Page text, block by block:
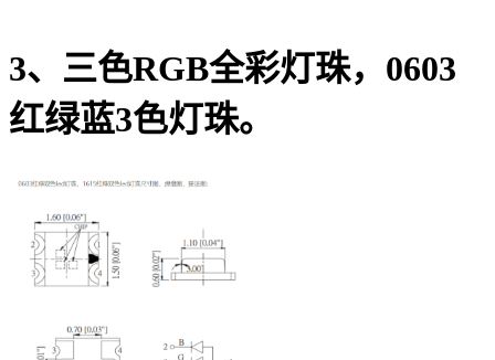
3、三色RGB全彩灯珠，0603
红绿蓝3色灯珠。